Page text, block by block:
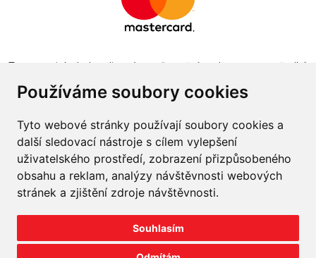
Používáme soubory cookies
Tyto webové stránky používají soubory cookies a
další sledovací nástroje s cílem vylepšení
uživatelského prostředí, zobrazení přizpůsobeného
obsahu a reklam, analýzy návštěvnosti webových
stránek a zjištění zdroje návštěvnosti.
Souhlasím
Tento projekt byl realizován za finanční podpory z prostředků
obchodu v programu The Country for the Future
Napište nám
Velkoobchod